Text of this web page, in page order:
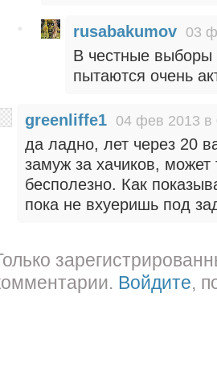
rusabakumov 03
В честные выборы
пытаются очень
greenliffe1 04 фев 2013 в
да ладно, лет через 20
замуж за хачиков, может
бесполезно. Как
пока не вхуеришь под
Войдите,